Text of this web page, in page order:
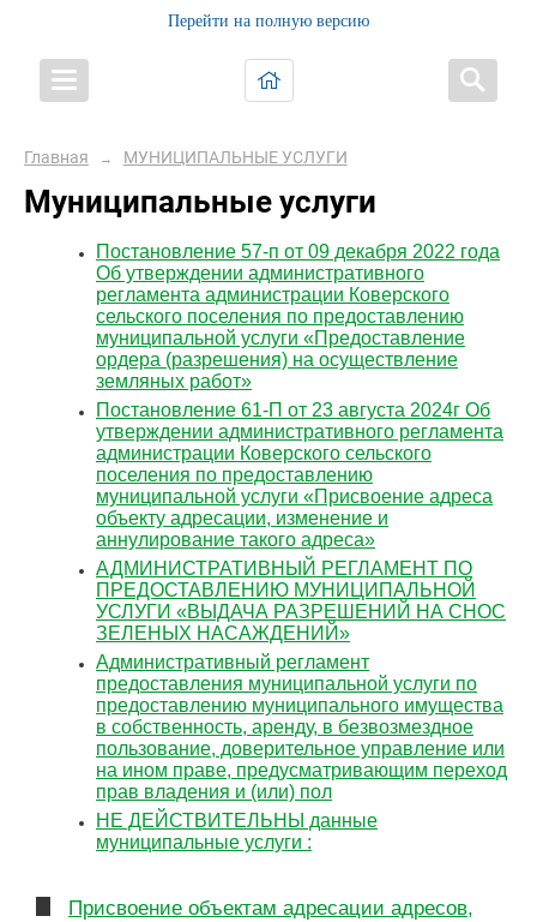
Перейти на полную версию
Главная → МУНИЦИПАЛЬНЫЕ УСЛУГИ
Муниципальные услуги
Постановление 57-п от 09 декабря 2022 года
Об утверждении административного
регламента администрации Коверского
сельского поселения по предоставлению
муниципальной услуги «Предоставление
ордера (разрешения) на осуществление
земляных работ»
Постановление 61-П от 23 августа 2024г Об
утверждении административного регламента
администрации Коверского сельского
поселения по предоставлению
муниципальной услуги «Присвоение адреса
объекту адресации, изменение и
аннулирование такого адреса»
АДМИНИСТРАТИВНЫЙ РЕГЛАМЕНТ ПО
ПРЕДОСТАВЛЕНИЮ МУНИЦИПАЛЬНОЙ
УСЛУГИ «ВЫДАЧА РАЗРЕШЕНИЙ НА СНОС
ЗЕЛЕНЫХ НАСАЖДЕНИЙ»
Административный регламент
предоставления муниципальной услуги по
предоставлению муниципального имущества
в собственность, аренду, в безвозмездное
пользование, доверительное управление или
на ином праве, предусматривающим переход
прав владения и (или) пол
НЕ ДЕЙСТВИТЕЛЬНЫ данные
муниципальные услуги :
Присвоение объектам адресации адресов,